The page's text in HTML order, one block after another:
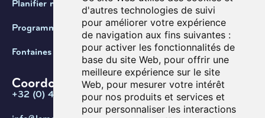
d'autres technologies de suivi
pour améliorer votre expérience
de navigation aux fins suivantes :
pour activer les fonctionnalités de
base du site Web, pour offrir une
meilleure expérience sur le site
Web, pour mesurer votre intérêt
pour nos produits et services et
pour personnaliser les interactions
Planifier ma visite
Programmation
Fontaines de Belgique
Coordonnées
+32 (0) 470 / 67.20.55